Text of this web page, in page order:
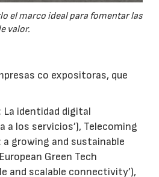
el marco ideal para fomentar las
valor.
co expositoras, que
La identidad digital
a los servicios’), Telecoming
a growing and sustainable
Green Tech
and scalable connectivity’),